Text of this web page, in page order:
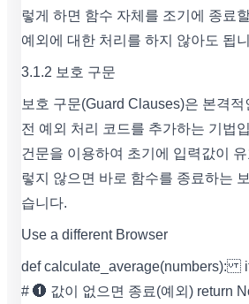
렇게 하면 함수 자체를 조기에 종료
예외에 대한 처리를 하지 않아도 됩
3.1.2 보호 구문
보호 구문(Guard Clauses)은 본격적
전 예외 처리 코드를 추가하는 기법
건문을 이용하여 초기에 입력값이
렇지 않으면 바로 함수를 종료하는
습니다.
Use a different Browser
def calculate_average(numbers):
# ➊ 값이 없으면 종료(예외)